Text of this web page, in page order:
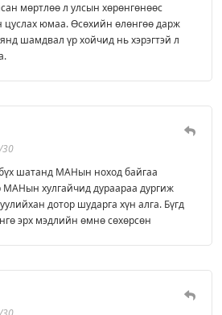
мөртлөө л улсын хөрөнгөнөөс
цуслах юмаа. Өсөхийн өлөнгөө дарж
шамдвал үр хойчид нь хэрэгтэй л
30
шатанд МАНын ноход байгаа
МАНын хулгайчид дураараа дургиж
дотор шударга хүн алга. Бүгд
эрх мэдлийн өмнө сөхөрсөн